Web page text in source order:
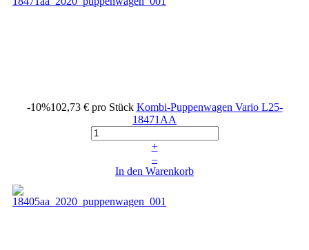
-10%102,73 € pro Stück Kombi-Puppenwagen Vario L25-
18471AA
+
–
In den Warenkorb